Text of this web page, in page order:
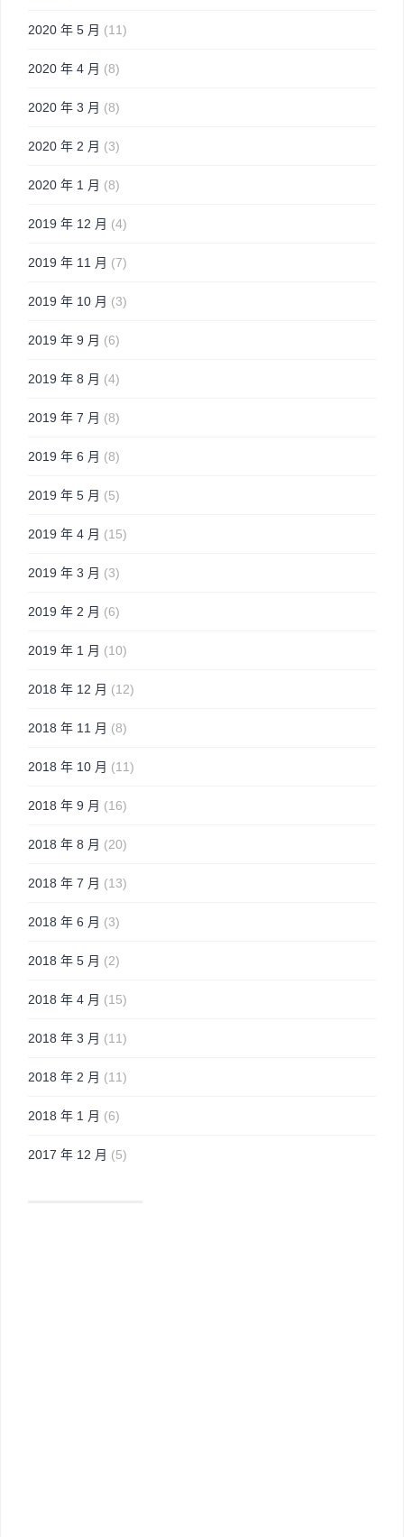
2020 年 5 月 (11)
2020 年 4 月 (8)
2020 年 3 月 (8)
2020 年 2 月 (3)
2020 年 1 月 (8)
2019 年 12 月 (4)
2019 年 11 月 (7)
2019 年 10 月 (3)
2019 年 9 月 (6)
2019 年 8 月 (4)
2019 年 7 月 (8)
2019 年 6 月 (8)
2019 年 5 月 (5)
2019 年 4 月 (15)
2019 年 3 月 (3)
2019 年 2 月 (6)
2019 年 1 月 (10)
2018 年 12 月 (12)
2018 年 11 月 (8)
2018 年 10 月 (11)
2018 年 9 月 (16)
2018 年 8 月 (20)
2018 年 7 月 (13)
2018 年 6 月 (3)
2018 年 5 月 (2)
2018 年 4 月 (15)
2018 年 3 月 (11)
2018 年 2 月 (11)
2018 年 1 月 (6)
2017 年 12 月 (5)